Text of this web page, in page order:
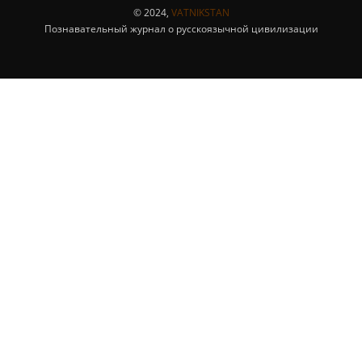
© 2024, VATNIKSTAN
Познавательный журнал о русскоязычной цивилизации